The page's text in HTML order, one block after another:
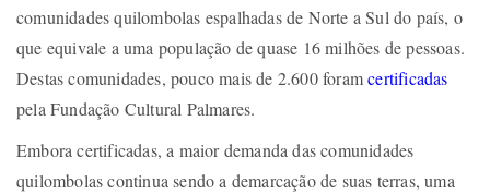
comunidades quilombolas espalhadas de Norte a Sul do país, o
que equivale a uma população de quase 16 milhões de pessoas.
Destas comunidades, pouco mais de 2.600 foramcertificadas
pela Fundação Cultural Palmares.
Embora certificadas, a maior demanda das comunidades
quilombolas continua sendo a demarcação de suas terras, uma